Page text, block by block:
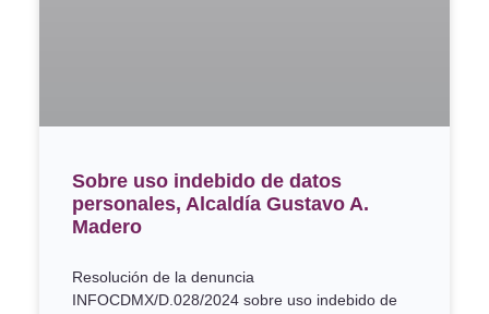
Sobre uso indebido de datos
personales, Alcaldía Gustavo A.
Madero
Resolución de la denuncia
INFOCDMX/D.028/2024 sobre uso indebido de